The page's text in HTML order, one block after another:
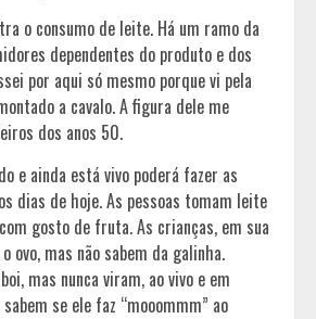
o consumo de leite. Há um ramo da
dependentes do produto e dos
por aqui só mesmo porque vi pela
a cavalo. A figura dele me
dos anos 50.
e ainda está vivo poderá fazer as
dias de hoje. As pessoas tomam leite
gosto de fruta. As crianças, em sua
ovo, mas não sabem da galinha.
mas nunca viram, ao vivo e em
se ele faz “mooommm” ao